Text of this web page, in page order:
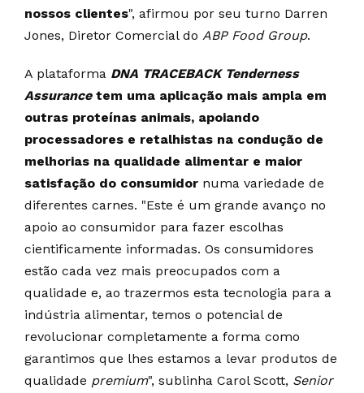
nossos clientes", afirmou por seu turno Darren
Jones, Diretor Comercial do ABP Food Group.
A plataforma DNA TRACEBACK Tenderness
Assurancetem uma aplicação mais ampla em
outras proteínas animais, apoiando
processadores e retalhistas na condução de
melhorias na qualidade alimentar e maior
satisfação do consumidor numa variedade de
diferentes carnes. "Este é um grande avanço no
apoio ao consumidor para fazer escolhas
cientificamente informadas. Os consumidores
estão cada vez mais preocupados com a
qualidade e, ao trazermos esta tecnologia para a
indústria alimentar, temos o potencial de
revolucionar completamente a forma como
garantimos que lhes estamos a levar produtos de
qualidade premium", sublinha Carol Scott, Senior